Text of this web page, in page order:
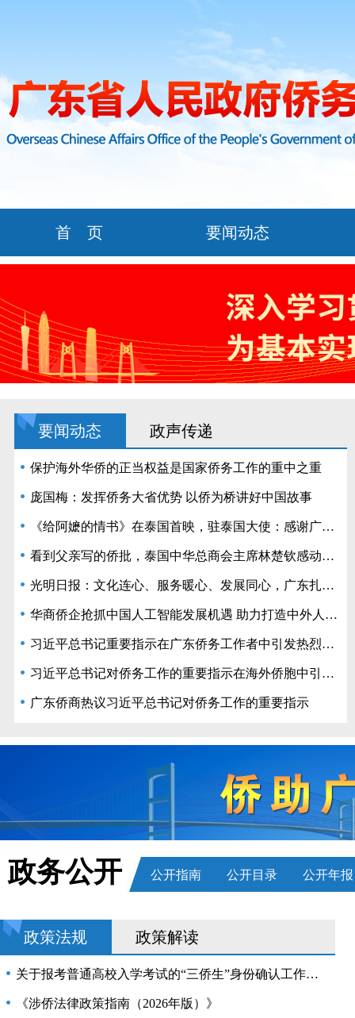
首 页 要闻动态
要闻动态 政声传递
保护海外华侨的正当权益是国家侨务工作的重中之重
庞国梅：发挥侨务大省优势 以侨为桥讲好中国故事
《给阿嬷的情书》在泰国首映，驻泰国大使：感谢广东拍了这么好的电影
看到父亲写的侨批，泰国中华总商会主席林楚钦感动落泪
光明日报：文化连心、服务暖心、发展同心，广东扎实做好新时代侨务工作
华商侨企抢抓中国人工智能发展机遇 助力打造中外人工智能合作的“超级接口”
习近平总书记重要指示在广东侨务工作者中引发热烈反响
习近平总书记对侨务工作的重要指示在海外侨胞中引发热烈反响
广东侨商热议习近平总书记对侨务工作的重要指示
学习新语丨总书记心系侨务工作
黄坤明到省“百千万工程”指挥办调研 锚定目标乘势而上 推动“百千万工程”实施提质增效再上台阶 林克庆参加
孟凡利主持召开省政府党组会议、常务会议强调 认真学习贯彻习近平总书记重要讲话重要指示精神 切实做好下半年经济工作和人工智能、安全生产、防灾减灾等工作
要把基础教育工作作为广东民生大事和重大课题抓紧抓实
广东省领导慰问驻粤部队官兵
政务公开 公开指南 公开目录 公开年报
政策法规 政策解读
关于报考普通高校入学考试的“三侨生”身份确认工作规定
《涉侨法律政策指南（2026年版）》